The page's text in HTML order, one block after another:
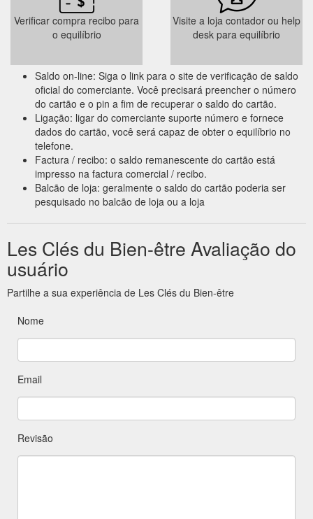
Cours Pilates · Le Sport & ma Santé · Coaching Sport & Loisir
· Carte Cadeau Bien être Villé ...
https://lesclesdubien-
etre.fr/planning/
Le Sport & ma Santé - Les Clés du Bien-être
Carte Cadeau;
Cours & Prestations. Cours Pilates; Pratique Sport Santé ;
Coaching Sportif & Loisir; Planning; Cours Pilates Vidéo;
Professionnels; Contact; Suivre; Le Sport & ma Santé. Je
m''inscris. Améliorer sa Santé grâce à l’activité physique .
Bilan de forme physique et choix de l’activité physique
adaptée. Encourager et Accompagner dans la démarche
d’une reprise durable ...https://lesclesdubien-etre.fr/le-sport-
ma-sante/
Mentions Légales - Les Clés du Bien-être
Carte Cadeau; Cours &
Contact; Suivre; Mentions Légales. Propriétaire du site.
Direction de la publication : Sandrine Petitjean. Siège Social :
1 route de Neuve Eglise – 67220 Dieffenbach au Val. Email :
contact@lesclesdubien-etre.fr. Téléphone : 06 87 52 45 29 ...
https://lesclesdubien-etre.fr/mentions-legales/
Verificar compra recibo para
o equilíbrio
Visite a loja contador ou help
desk para equilíbrio
Saldo on-line: Siga o link para o site de verificação de saldo
oficial do comerciante. Você precisará preencher o número
do cartão e o pin a fim de recuperar o saldo do cartão.
Ligação: ligar do comerciante suporte número e fornece
dados do cartão, você será capaz de obter o equilíbrio no
telefone.
Factura / recibo: o saldo remanescente do cartão está
impresso na factura comercial / recibo.
Balcão de loja: geralmente o saldo do cartão poderia ser
pesquisado no balcão de loja ou a loja
Les Clés du Bien-être Avaliação do
usuário
Partilhe a sua experiência de Les Clés du Bien-être
Nome
Email
Revisão